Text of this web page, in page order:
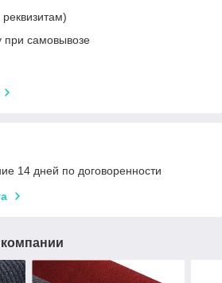
при самовывозе
14 дней по договоренности